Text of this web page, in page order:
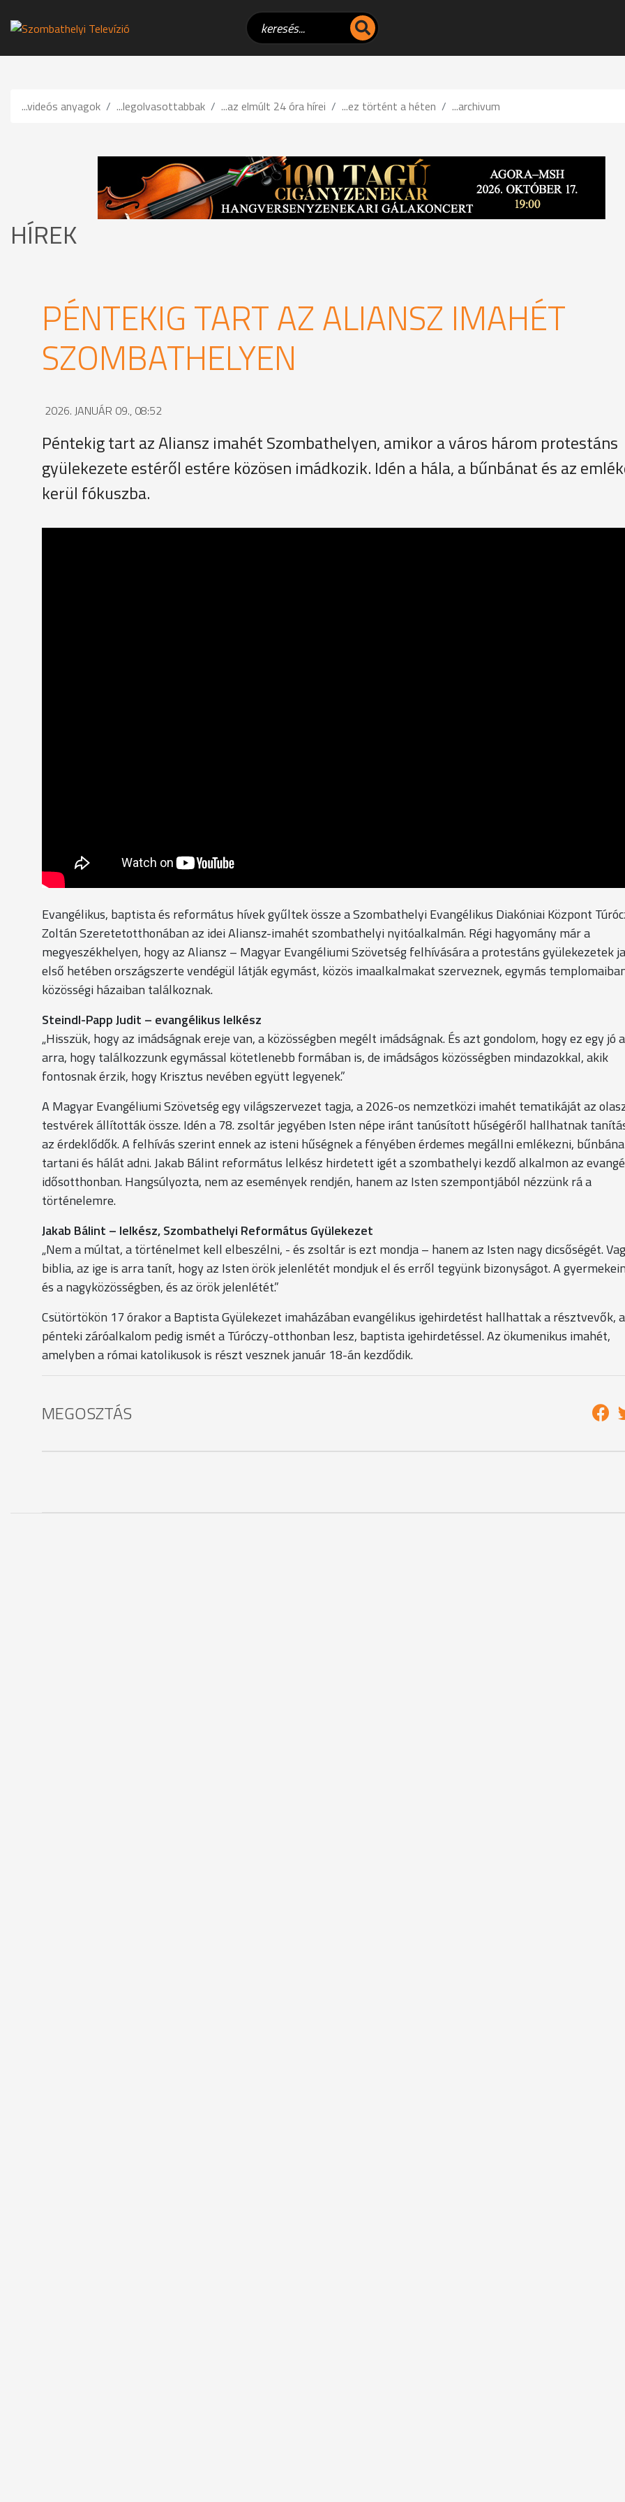
...videós anyagok ...legolvasottabbak ...az elmúlt 24 óra hírei ...ez történt a héten ...archivum
HÍREK
PÉNTEKIG TART AZ ALIANSZ IMAHÉT
SZOMBATHELYEN
2026. JANUÁR 09., 08:52
Péntekig tart az Aliansz imahét Szombathelyen, amikor a város három protestáns
gyülekezete estéről estére közösen imádkozik. Idén a hála, a bűnbánat és az
kerül fókuszba.
Evangélikus, baptista és református hívek gyűltek össze a Szombathelyi Evangélikus Diakóniai Központ
Zoltán Szeretetotthonában az idei Aliansz-imahét szombathelyi nyitóalkalmán. Régi hagyomány már a
megyeszékhelyen, hogy az Aliansz – Magyar Evangéliumi Szövetség felhívására a protestáns gyülekezetek
első hetében országszerte vendégül látják egymást, közös imaalkalmakat szerveznek, egymás
közösségi házaiban találkoznak.
Steindl-Papp Judit – evangélikus lelkész
„Hisszük, hogy az imádságnak ereje van, a közösségben megélt imádságnak. És azt gondolom, hogy ez egy jó
arra, hogy találkozzunk egymással kötetlenebb formában is, de imádságos közösségben mindazokkal, akik
fontosnak érzik, hogy Krisztus nevében együtt legyenek.”
A Magyar Evangéliumi Szövetség egy világszervezet tagja, a 2026-os nemzetközi imahét tematikáját az
testvérek állították össze. Idén a 78. zsoltár jegyében Isten népe iránt tanúsított hűségéről hallhatnak
az érdeklődők. A felhívás szerint ennek az isteni hűségnek a fényében érdemes megállni emlékezni,
tartani és hálát adni. Jakab Bálint református lelkész hirdetett igét a szombathelyi kezdő alkalmon az
idősotthonban. Hangsúlyozta, nem az események rendjén, hanem az Isten szempontjából nézzünk rá a
történelemre.
Jakab Bálint – lelkész, Szombathelyi Református Gyülekezet
„Nem a múltat, a történelmet kell elbeszélni, - és zsoltár is ezt mondja – hanem az Isten nagy dicsőségét.
biblia, az ige is arra tanít, hogy az Isten örök jelenlétét mondjuk el és erről tegyünk bizonyságot. A
és a nagyközösségben, és az örök jelenlétét.”
Csütörtökön 17 órakor a Baptista Gyülekezet imaházában evangélikus igehirdetést hallhattak a résztvevők, a
pénteki záróalkalom pedig ismét a Túróczy-otthonban lesz, baptista igehirdetéssel. Az ökumenikus imahét,
amelyben a római katolikusok is részt vesznek január 18-án kezdődik.
MEGOSZTÁS